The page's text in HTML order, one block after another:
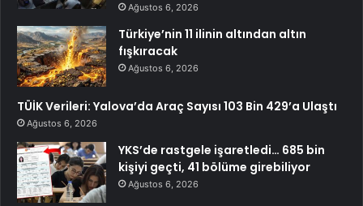
Ağustos 6, 2026
Türkiye’nin 11 ilinin altından altın
fışkıracak
Ağustos 6, 2026
TÜİK Verileri: Yalova’da Araç Sayısı 103 Bin 429’a Ulaştı
Ağustos 6, 2026
YKS’de rastgele işaretledi… 685 bin
kişiyi geçti, 41 bölüme girebiliyor
Ağustos 6, 2026